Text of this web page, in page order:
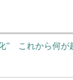
” これから何が